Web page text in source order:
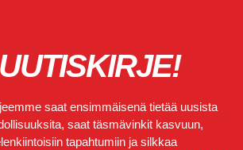
saat ensimmäisenä tietää uusista
saat täsmävinkit kasvuun,
tapahtumiin ja silkkaa